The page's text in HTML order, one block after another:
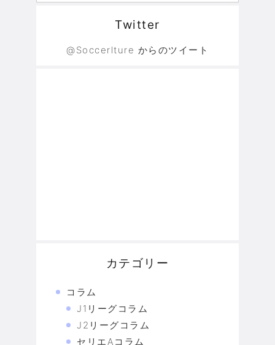
Twitter
@Soccerlture からのツイート
カテゴリー
コラム
J1リーグコラム
J2リーグコラム
セリエAコラム